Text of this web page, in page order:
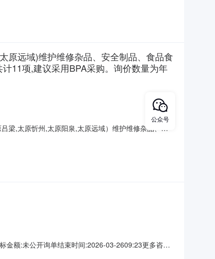
原远域)维护维修杂品、安全制品、食品食
11项,建议采用BPA采购。询价数量为年
梁,太原忻州,太原阳泉,太原远域）维护维修杂品、安
04-1519:42更多咨询请点击：
金额:未公开询单结束时间:2026-03-2609:23更多咨询
公众号